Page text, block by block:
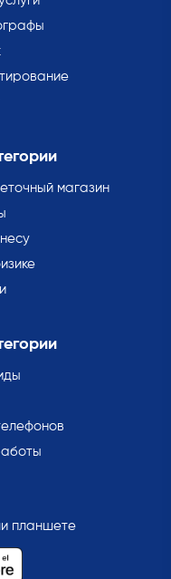
магазин
планшете